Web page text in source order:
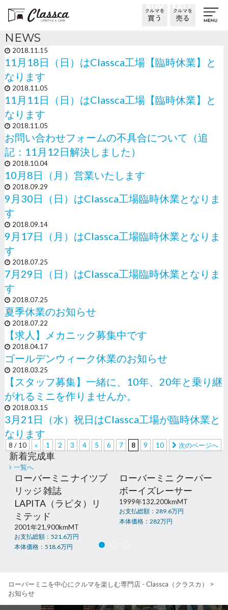
NEWS
2018.11.15
11月18日（日）はClassca工場【臨時休業】と
なります
2018.11.05
11月11日（日）はClassca工場【臨時休業】と
なります
2018.11.05
お問い合わせフォームの不具合について（追
記：11月12日解決しました）
2018.10.04
10月8日（月）営業いたします
2018.09.29
9月30日（日）はClassca工場臨時休業となりま
す
2018.09.14
9月17日（月）はClassca工場臨時休業となりま
す
2018.07.25
7月29日（日）はClassca工場臨時休業となりま
す
2018.07.25
夏季休業のお知らせ
2018.07.22
【求人】メカニック募集中です
2018.04.17
ゴールデンウィーク休業のお知らせ
2018.03.25
【スタッフ募集】一緒に、10年、20年と乗り継
がれるミニを作りませんか。
2018.03.15
3月21日（水）祝日はClassca工場が臨時休業と
なります
8 / 10 « 1 2 3 4 5 6 7 8 9 10 次のページへ
新着完成車
一覧へ
ローバーミニ ナイツブ
リッジ 雑誌
LAPITA（ラピタ）リ
ミテッド
2001年21,900kmMT
お支払総額： 521.6万円
本体価格： 518.6万円
ローバーミニ クーパー
ボーイズレーサー
1999年132,200kmMT
お支払総額： 289.6万円
本体価格： 282万円
ローバーミニを中心にクルマを楽しむ専門店 - Classca（クラスカ）
>
お知らせ